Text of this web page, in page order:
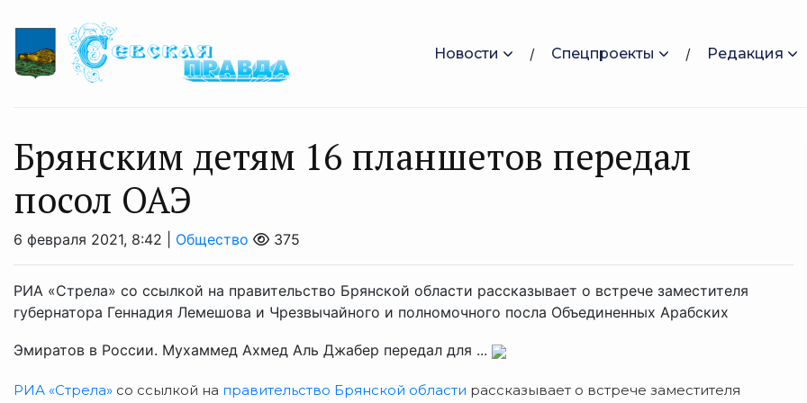
Новости Спецпроекты Редакция
Брянским детям 16 планшетов передал
посол ОАЭ
6 февраля 2021, 8:42 | Общество 375
РИА «Стрела» со ссылкой на правительство Брянской области рассказывает о встрече заместителя
губернатора Геннадия Лемешова и Чрезвычайного и полномочного посла Объединенных Арабских
Эмиратов в России. Мухаммед Ахмед Аль Джабер передал для ...
РИА «Стрела» со ссылкой на правительство Брянской области рассказывает о встрече заместителя